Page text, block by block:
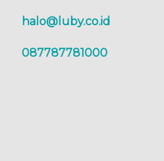
halo@luby.co.id
087787781000